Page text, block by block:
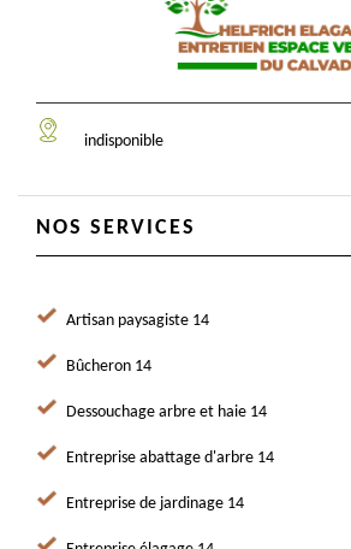
indisponible
NOS SERVICES
Artisan paysagiste 14
Bûcheron 14
Dessouchage arbre et haie 14
Entreprise abattage d'arbre 14
Entreprise de jardinage 14